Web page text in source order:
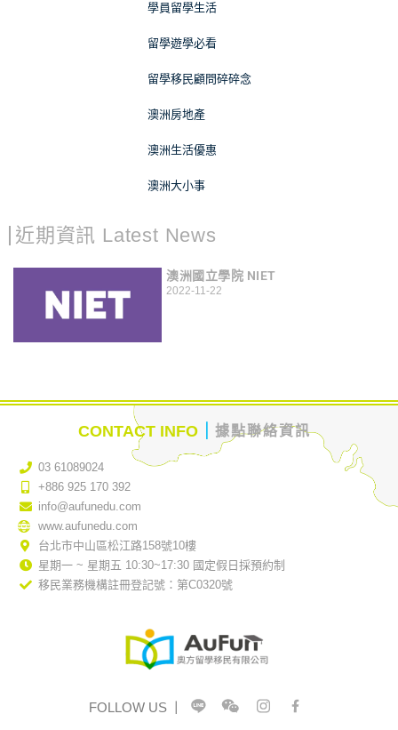
學員留學生活
留學遊學必看
留學移民顧問碎碎念
澳洲房地產
澳洲生活優惠
澳洲大小事
近期資訊 Latest News
澳洲國立學院 NIET
2022-11-22
CONTACT INFO 據點聯絡資訊
03 61089024
+886 925 170 392
info@aufunedu.com
www.aufunedu.com
台北市中山區松江路158號10樓
星期一 ~ 星期五 10:30~17:30 國定假日採預約制
移民業務機構註冊登記號：第C0320號
FOLLOW US